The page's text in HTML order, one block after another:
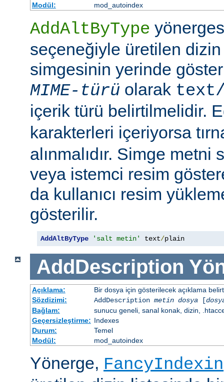
Modül:
mod_autoindex
AddAltByType
seçeneğiyle üretilen
simgesinin yerinde
MIME-türü olarak
içerik türü belirtilmelidir.
karakterleri içeriyorsa
alınmalıdır. Simge metni
veya istemci resim
da kullanıcı resim
gösterilir.
AddAltByType 'salt metin' text/plain
AddDescription
Açıklama:
Bir dosya için gösterilecek açıklama
Sözdizimi:
AddDescription metin dosya[
Bağlam:
sunucu geneli, sanal konak, dizin,
Geçersizleştirme: Indexes
Durum:
Temel
Modül:
mod_autoindex
Yönerge,